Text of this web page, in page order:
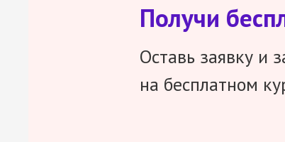
Получи
Оставь заявку и
на бесплатном